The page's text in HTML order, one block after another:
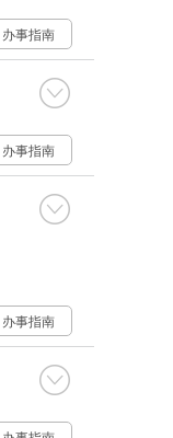
办事指南
办事指南
办事指南